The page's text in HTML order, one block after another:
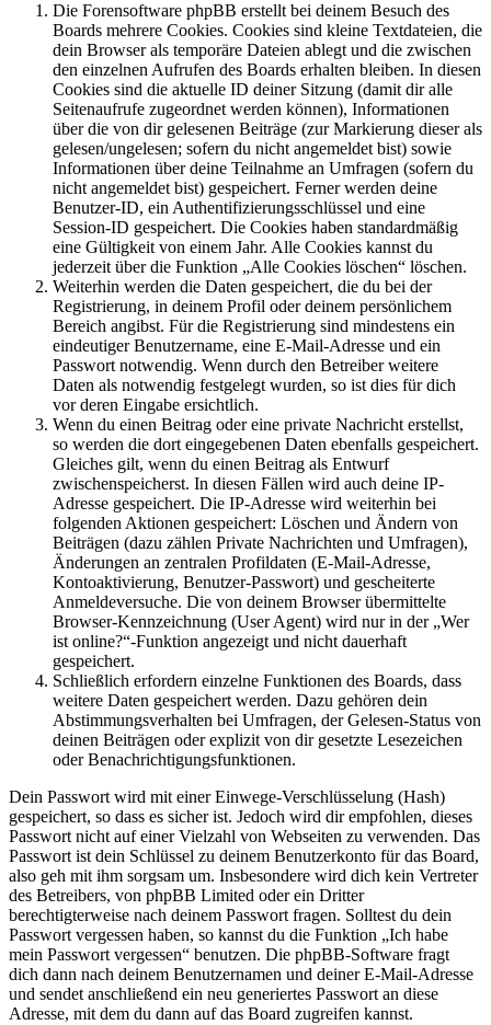
Die Forensoftware phpBB erstellt bei deinem Besuch des
Boards mehrere Cookies. Cookies sind kleine Textdateien, die
dein Browser als temporäre Dateien ablegt und die zwischen
den einzelnen Aufrufen des Boards erhalten bleiben. In diesen
Cookies sind die aktuelle ID deiner Sitzung (damit dir alle
Seitenaufrufe zugeordnet werden können), Informationen
über die von dir gelesenen Beiträge (zur Markierung dieser als
gelesen/ungelesen; sofern du nicht angemeldet bist) sowie
Informationen über deine Teilnahme an Umfragen (sofern du
nicht angemeldet bist) gespeichert. Ferner werden deine
Benutzer-ID, ein Authentifizierungsschlüssel und eine
Session-ID gespeichert. Die Cookies haben standardmäßig
eine Gültigkeit von einem Jahr. Alle Cookies kannst du
jederzeit über die Funktion „Alle Cookies löschen“ löschen.
Weiterhin werden die Daten gespeichert, die du bei der
Registrierung, in deinem Profil oder deinem persönlichem
Bereich angibst. Für die Registrierung sind mindestens ein
eindeutiger Benutzername, eine E-Mail-Adresse und ein
Passwort notwendig. Wenn durch den Betreiber weitere
Daten als notwendig festgelegt wurden, so ist dies für dich
vor deren Eingabe ersichtlich.
Wenn du einen Beitrag oder eine private Nachricht erstellst,
so werden die dort eingegebenen Daten ebenfalls gespeichert.
Gleiches gilt, wenn du einen Beitrag als Entwurf
zwischenspeicherst. In diesen Fällen wird auch deine IP-
Adresse gespeichert. Die IP-Adresse wird weiterhin bei
folgenden Aktionen gespeichert: Löschen und Ändern von
Beiträgen (dazu zählen Private Nachrichten und Umfragen),
Änderungen an zentralen Profildaten (E-Mail-Adresse,
Kontoaktivierung, Benutzer-Passwort) und gescheiterte
Anmeldeversuche. Die von deinem Browser übermittelte
Browser-Kennzeichnung (User Agent) wird nur in der „Wer
ist online?“-Funktion angezeigt und nicht dauerhaft
gespeichert.
Schließlich erfordern einzelne Funktionen des Boards, dass
weitere Daten gespeichert werden. Dazu gehören dein
Abstimmungsverhalten bei Umfragen, der Gelesen-Status von
deinen Beiträgen oder explizit von dir gesetzte Lesezeichen
oder Benachrichtigungsfunktionen.
Dein Passwort wird mit einer Einwege-Verschlüsselung (Hash)
gespeichert, so dass es sicher ist. Jedoch wird dir empfohlen, dieses
Passwort nicht auf einer Vielzahl von Webseiten zu verwenden. Das
Passwort ist dein Schlüssel zu deinem Benutzerkonto für das Board,
also geh mit ihm sorgsam um. Insbesondere wird dich kein Vertreter
des Betreibers, von phpBB Limited oder ein Dritter
berechtigterweise nach deinem Passwort fragen. Solltest du dein
Passwort vergessen haben, so kannst du die Funktion „Ich habe
mein Passwort vergessen“ benutzen. Die phpBB-Software fragt
dich dann nach deinem Benutzernamen und deiner E-Mail-Adresse
und sendet anschließend ein neu generiertes Passwort an diese
Adresse, mit dem du dann auf das Board zugreifen kannst.